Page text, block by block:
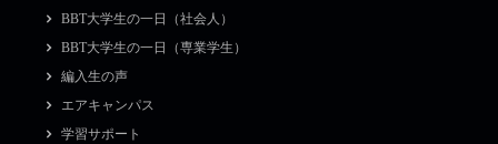
BBT大学生の一日（社会人）
BBT大学生の一日（専業学生）
編入生の声
エアキャンパス
学習サポート